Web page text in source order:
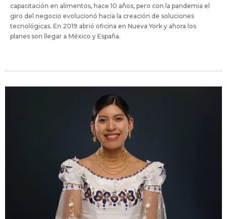
capacitación en alimentos, hace 10 años, pero con la pandemia el
giro del negocio evolucionó hacia la creación de soluciones
tecnológicas. En 2019 abrió oficina en Nueva York y ahora los
planes son llegar a México y España.